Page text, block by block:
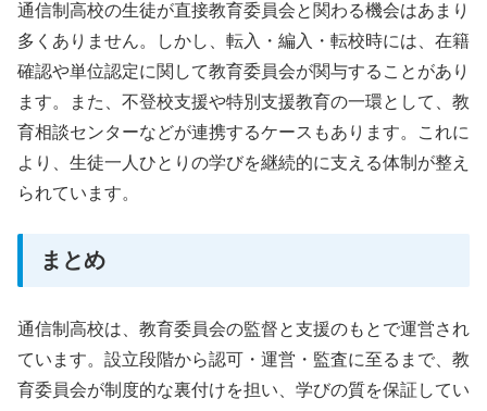
通信制高校の生徒が直接教育委員会と関わる機会はあまり
多くありません。しかし、転入・編入・転校時には、在籍
確認や単位認定に関して教育委員会が関与することがあり
ます。また、不登校支援や特別支援教育の一環として、教
育相談センターなどが連携するケースもあります。これに
より、生徒一人ひとりの学びを継続的に支える体制が整え
られています。
まとめ
通信制高校は、教育委員会の監督と支援のもとで運営され
ています。設立段階から認可・運営・監査に至るまで、教
育委員会が制度的な裏付けを担い、学びの質を保証してい